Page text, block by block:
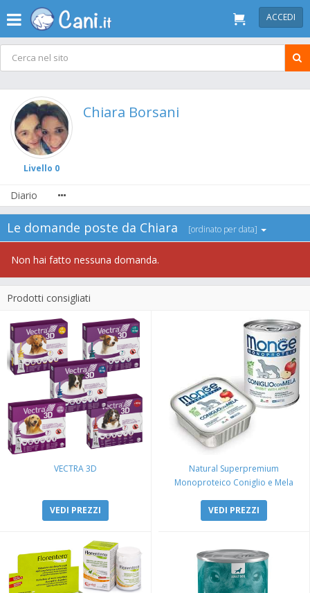
ACCEDI
Livello 0
Chiara Borsani
Diario
Le domande poste da Chiara [ordinato per data]
Non hai fatto nessuna domanda.
Prodotti consigliati
VECTRA 3D
VEDI PREZZI
Natural Superpremium
Monoproteico Coniglio e Mela
VEDI PREZZI